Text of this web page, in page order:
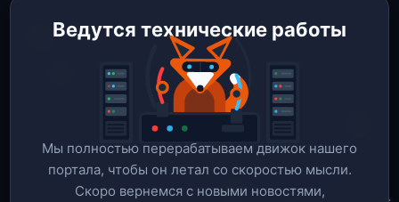
Ведутся технические работы
Мы полностью перерабатываем движок нашего
портала, чтобы он летал со скоростью мысли.
Скоро вернемся c новыми новостями,